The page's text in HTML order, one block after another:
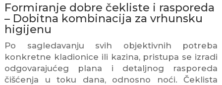
Formiranje dobre čekliste i rasporeda
– Dobitna kombinacija za vrhunsku
higijenu
Po sagledavanju svih objektivnih potreba
konkretne kladionice ili kazina, pristupa se izradi
odgovarajućeg plana i detaljnog rasporeda
čišćenja u toku dana, odnosno noći. Čeklista